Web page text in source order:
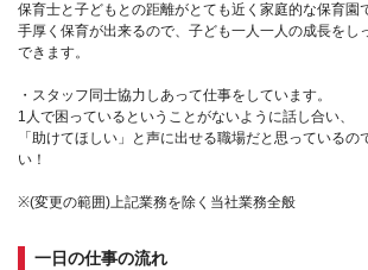
保育士と子どもとの距離がとても近く家庭的な保育園
手厚く保育が出来るので、子ども一人一人の成長をし
できます。
・スタッフ同士協力しあって仕事をしています。
1人で困っているということがないように話し合い、
「助けてほしい」と声に出せる職場だと思っているの
い！
※(変更の範囲)上記業務を除く当社業務全般
一日の仕事の流れ